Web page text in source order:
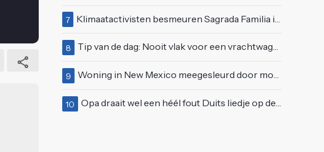
7 Klimaatactivisten besmeuren Sagrada Familia in Barcelona met lading verf
8 Tip van de dag: Nooit vlak voor een vrachtwagen invoegen
9 Woning in New Mexico meegesleurd door modderstroom
10 Opa draait wel een héél fout Duits liedje op de markt van Emmen